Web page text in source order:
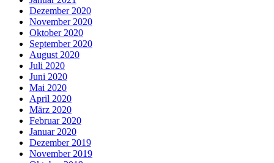
Dezember 2020
November 2020
Oktober 2020
September 2020
August 2020
Juli 2020
Juni 2020
Mai 2020
April 2020
März 2020
Februar 2020
Januar 2020
Dezember 2019
November 2019